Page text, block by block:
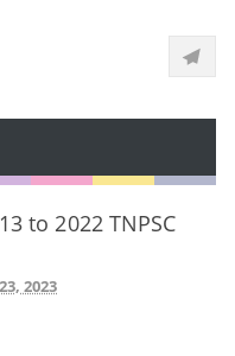
to 2022 TNPSC
2023